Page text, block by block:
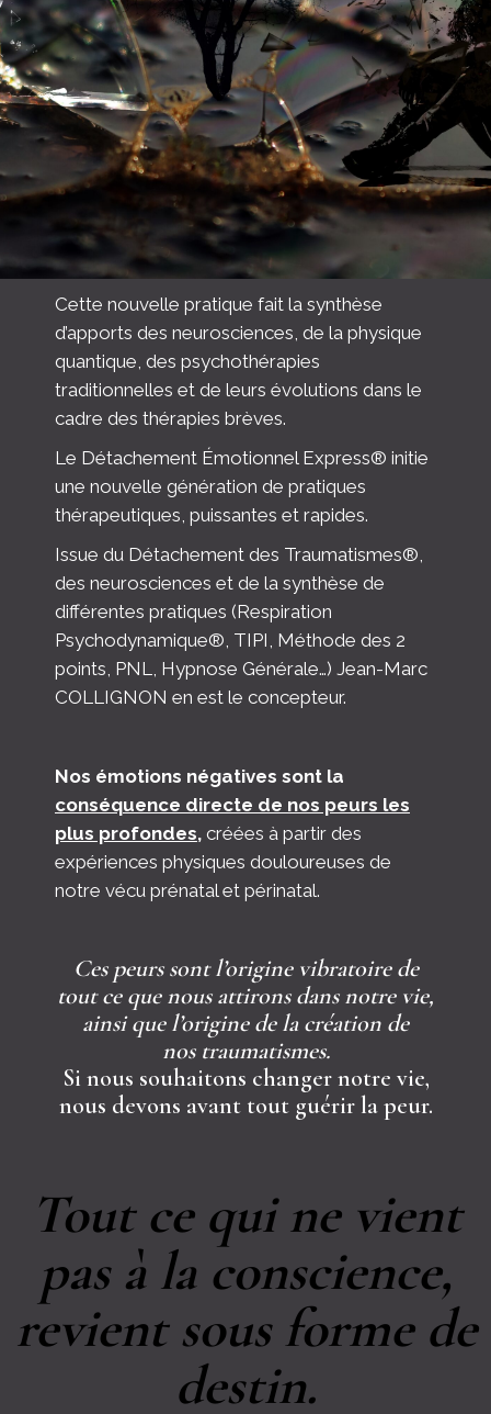
Cette nouvelle pratique fait la synthèse
d’apports des neurosciences, de la physique
quantique, des psychothérapies
traditionnelles et de leurs évolutions dans le
cadre des thérapies brèves.
Le Détachement Émotionnel Express® initie
une nouvelle génération de pratiques
thérapeutiques, puissantes et rapides.
Issue du Détachement des Traumatismes®,
des neurosciences et de la synthèse de
différentes pratiques (Respiration
Psychodynamique®, TIPI, Méthode des 2
points, PNL, Hypnose Générale…) Jean-Marc
COLLIGNON en est le concepteur.
Nos émotions négatives sont la
conséquence directe de nos peurs les
plus profondes, créées à partir des
expériences physiques douloureuses de
notre vécu prénatal et périnatal.
Ces peurs sont l’origine vibratoire de
tout ce que nous attirons dans notre vie,
ainsi que l’origine de la création de
nos traumatismes.
Si nous souhaitons changer notre vie,
nous devons avant tout guérir la peur.
Tout ce qui ne vient
pas à la conscience,
revient sous forme de
destin.